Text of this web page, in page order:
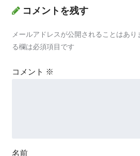
コメントを残す
メールアドレスが公開されることはあり
る欄は必須項目です
コメント ※
名前